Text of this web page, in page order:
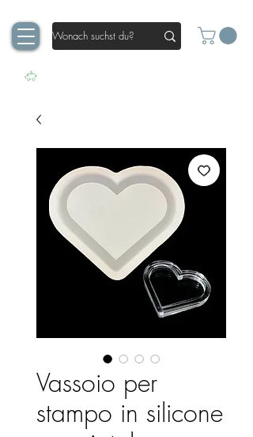
Vassoio per
stampo in silicone